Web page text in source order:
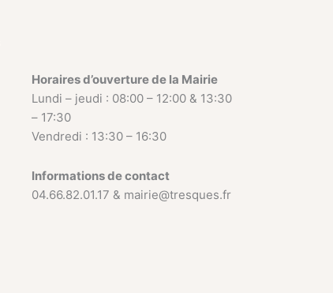
Horaires d’ouverture de la Mairie
Lundi – jeudi : 08:00 – 12:00 & 13:30
– 17:30
Vendredi : 13:30 – 16:30
Informations de contact
04.66.82.01.17 & mairie@tresques.fr